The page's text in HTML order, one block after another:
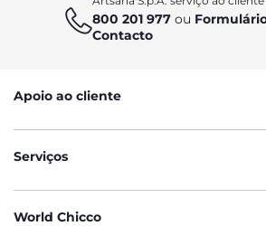
800 201 977 ou
Contacto
Apoio ao cliente
Serviços
World Chicco